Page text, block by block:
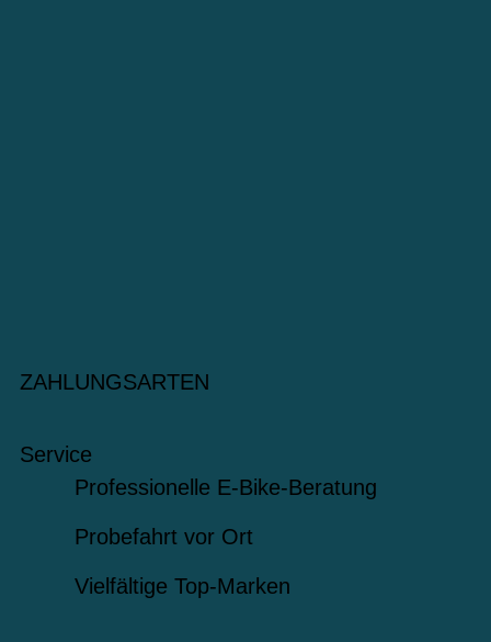
ZAHLUNGSARTEN
Service
Professionelle E-Bike-Beratung
Probefahrt vor Ort
Vielfältige Top-Marken